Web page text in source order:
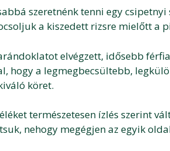
szeretnénk tenni egy
a kiszedett rizsre mielőtt a
elvégzett, idősebb
hogy a legmegbecsültebb,
köret.
természetesen ízlés szerint
nehogy megégjen az egyik